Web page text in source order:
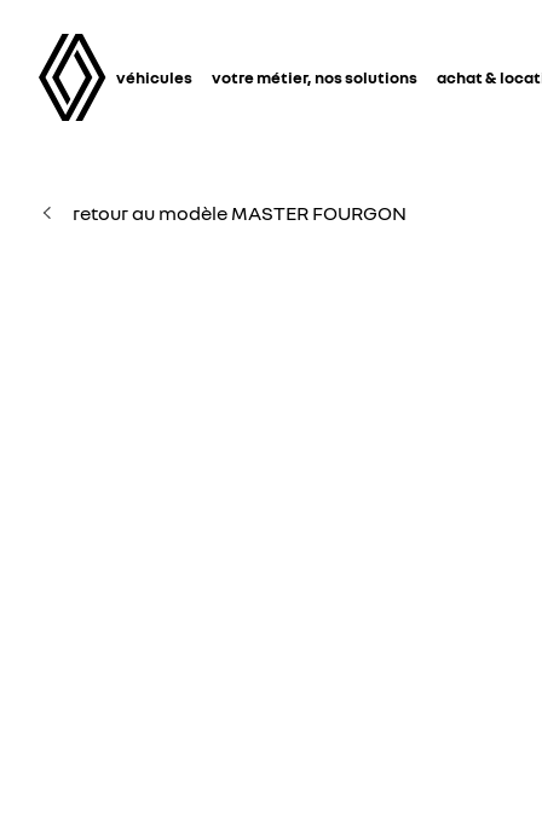
véhicules votre métier, nos solutions achat &
retour au modèle MASTER FOURGON